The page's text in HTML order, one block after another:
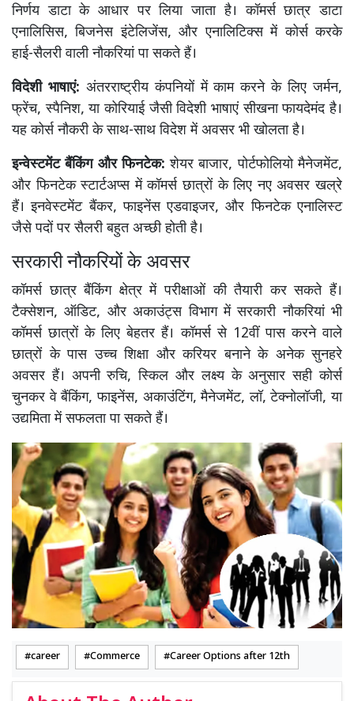
निर्णय डाटा के आधार पर लिया जाता है। कॉमर्स छात्र डाटा
एनालिसिस, बिजनेस इंटेलिजेंस, और एनालिटिक्स में कोर्स करके
हाई-सैलरी वाली नौकरियां पा सकते हैं।
विदेशी भाषाएं: अंतरराष्ट्रीय कंपनियों में काम करने के लिए जर्मन,
फ्रेंच, स्पैनिश, या कोरियाई जैसी विदेशी भाषाएं सीखना फायदेमंद है।
यह कोर्स नौकरी के साथ-साथ विदेश में अवसर भी खोलता है।
इन्वेस्टमेंट बैंकिंग और फिनटेक: शेयर बाजार, पोर्टफोलियो मैनेजमेंट,
और फिनटेक स्टार्टअप्स में कॉमर्स छात्रों के लिए नए अवसर खल्रे
हैं। इनवेस्टमेंट बैंकर, फाइनेंस एडवाइजर, और फिनटेक एनालिस्ट
जैसे पदों पर सैलरी बहुत अच्छी होती है।
सरकारी नौकरियों के अवसर
कॉमर्स छात्र बैंकिंग क्षेत्र में परीक्षाओं की तैयारी कर सकते हैं।
टैक्सेशन, ऑडिट, और अकाउंट्स विभाग में सरकारी नौकरियां भी
कॉमर्स छात्रों के लिए बेहतर हैं। कॉमर्स से 12वीं पास करने वाले
छात्रों के पास उच्च शिक्षा और करियर बनाने के अनेक सुनहरे
अवसर हैं। अपनी रुचि, स्किल और लक्ष्य के अनुसार सही कोर्स
चुनकर वे बैंकिंग, फाइनेंस, अकाउंटिंग, मैनेजमेंट, लॉ, टेक्नोलॉजी, या
उद्यमिता में सफलता पा सकते हैं।
career Commerce Career Options after 12th